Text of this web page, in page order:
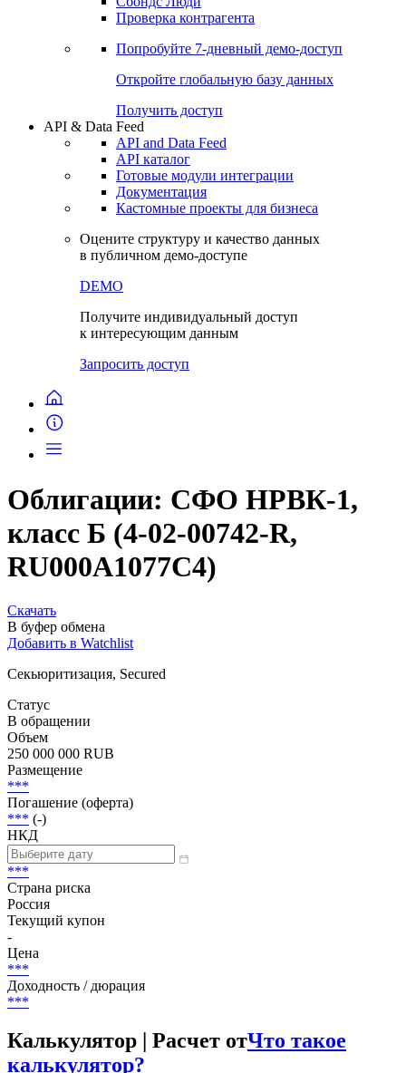
Сохраненные запросы
Чат
Проверка контрагента
Попробуйте7-дневный
Откройте глобальную базу данных
Получить доступ
API & Data Feed
API and Data Feed
Готовые модули интеграции
Документация
в публичном демо-доступе
Облигации: СФО НРВК-1,
RU000A1077C4)
Скачать
Добавить в Watchlist
Секьюритизация, Secured
Статус
В обращении
Объем
250 000 000 RUB
Размещение
***
Погашение (оферта)
***
НКД
Страна риска
Россия
Текущий купон
-
***
Доходность / дюрация
***